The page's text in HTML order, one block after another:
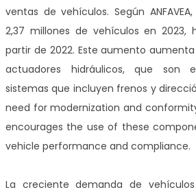
ventas de vehículos. Según
2,37 millones de vehículos en 2023,
partir de 2022. Este aumento
actuadores hidráulicos, que son
sistemas que incluyen frenos y
need for modernization and
encourages the use of these
vehicle performance and compliance.
La creciente demanda de